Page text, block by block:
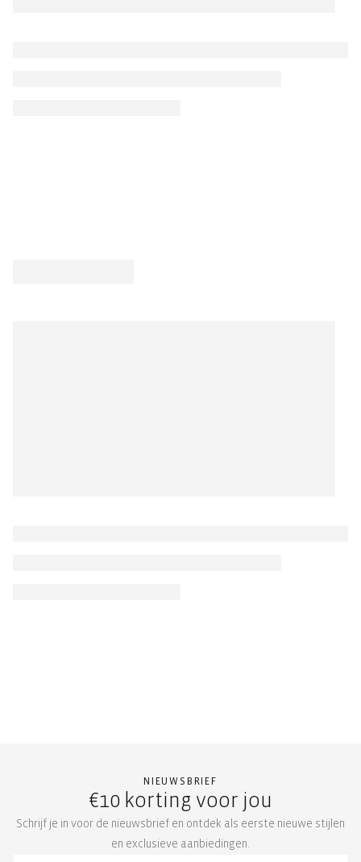
NIEUWSBRIEF
€10 korting voor jou
Schrijf je in voor de nieuwsbrief en ontdek als eerste nieuwe stijlen
en exclusieve aanbiedingen.